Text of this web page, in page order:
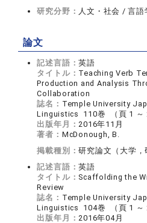
研究分野： 人文・社会 / 言語
論文
記述言語：英語
タイトル： Teaching Verb
Production and Analysis
Collaboration
誌名： Temple University
Linguistics 110巻 （頁 1 ～
出版年月：2016年11月
著者： McDonough, B.
掲載種別：研究論文（大学，
記述言語：英語
タイトル： Scaffolding the
Review
誌名： Temple University
Linguistics 104巻 （頁 1 ～
出版年月：2016年04月